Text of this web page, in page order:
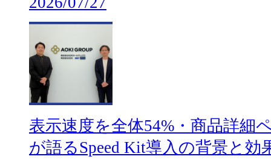
表示速度を全体54%・商品詳細
が語るSpeed Kit導入の背景と効